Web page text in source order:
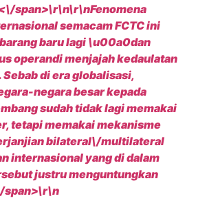
span>\r\n\r\nFenomena
semacam FCTC ini
baru lagi \u00a0dan
operandi menjajah kedaulatan
Sebab di era globalisasi,
negara besar kepada
sudah tidak lagi memakai
tetapi memakai mekanisme
bilateral\/multilateral
internasional yang di dalam
justru menguntungkan
span>\r\n